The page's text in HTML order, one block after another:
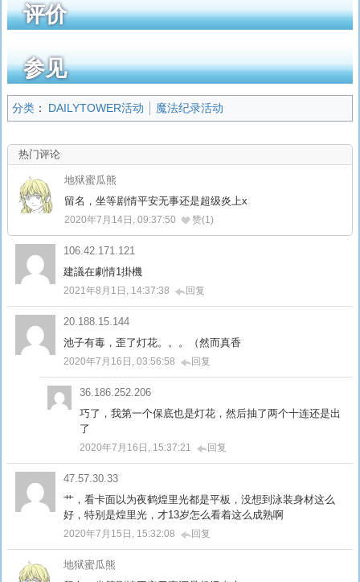
评价
参见
分类： DAILYTOWER活动 魔法纪录活动
热门评论
地狱蜜瓜熊
留名，坐等剧情平安无事还是超级炎上x
2020年7月14日, 09:37:50 赞(1)
106.42.171.121
建議在劇情1掛機
2021年8月1日, 14:37:38 回复
20.188.15.144
池子有毒，歪了灯花。。。（然而真香
2020年7月16日, 03:56:58 回复
36.186.252.206
巧了，我第一个保底也是灯花，然后抽了两个十连还是出
了
2020年7月16日, 15:37:21 回复
47.57.30.33
艹，看卡面以为夜鹤煌里光都是平板，没想到泳装身材这么
好，特别是煌里光，才13岁怎么看着这么成熟啊
2020年7月15日, 15:32:08 回复
地狱蜜瓜熊